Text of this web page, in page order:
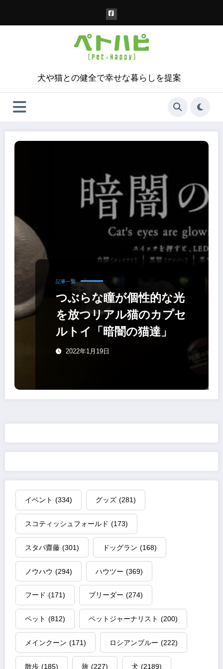
犬や猫との健全で幸せな暮らしを提案
記事一覧
つぶらな瞳が個性的な光
を放つリアル猫のカプセ
ルトイ「暗闇の猫達」
2022年1月19日
イベント (334) グッズ (281)
スコティッシュフォールド (173)
スタパ齋藤 (301) ドッグラン (168)
ノウハウ (294) ハウツー (369)
フード (171) ブリーダー (274)
ペット (812) ペットジャーナリスト (200)
メインクーン (171) ロシアンブルー (222)
散歩 (185) 旅 (227) 犬 (2189)